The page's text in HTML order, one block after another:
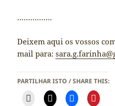
…………….
Deixem aqui os vossos
mail para:
PARTILHAR ISTO / SHARE THIS: